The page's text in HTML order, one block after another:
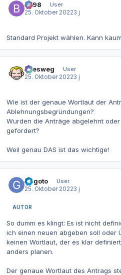
be98
User
25. Oktober 20223 j
Standard Projekt wählen. Kann
allesweg
User
25. Oktober 20223 j
Wie ist der genaue Wortlaut der
Ablehnungsbegründungen?
Wurden die Anträge abgelehnt
gefordert?
Weil genau DAS ist das wichtige!
Gegoto
User
25. Oktober 20223 j
AUTOR
So dumm es klingt: Es ist nicht
ich einen neuen abgeben soll oder
keinen Wortlaut, der es klar
anders planen.
Der genaue Wortlaut des Antrags